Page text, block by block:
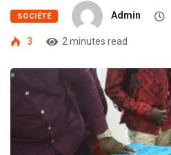
SOCIÉTÉ Admin
3 2 minutes read